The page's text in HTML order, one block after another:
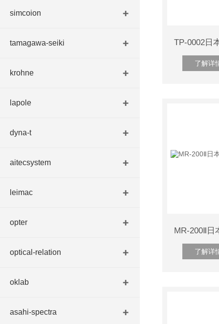
simcoion
tamagawa-seiki
krohne
lapole
dyna-t
aitecsystem
leimac
opter
optical-relation
oklab
asahi-spectra
了解详
了解详